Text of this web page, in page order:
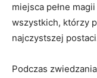
miejsca pełne
wszystkich, którzy
najczystszej
Podczas